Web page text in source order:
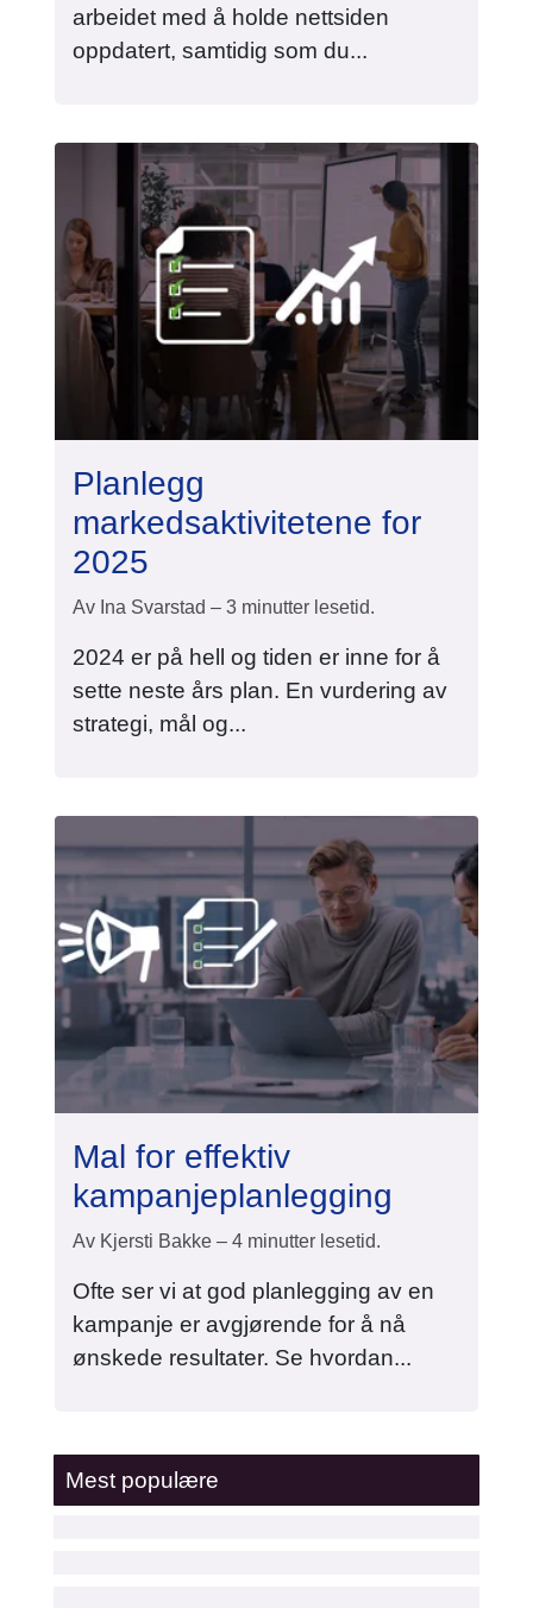
arbeidet med å holde nettsiden
oppdatert, samtidig som du...
Planlegg
markedsaktivitetene for
2025
Av Ina Svarstad – 3 minutter lesetid.
2024 er på hell og tiden er inne for å
sette neste års plan. En vurdering av
strategi, mål og...
Mal for effektiv
kampanjeplanlegging
Av Kjersti Bakke – 4 minutter lesetid.
Ofte ser vi at god planlegging av en
kampanje er avgjørende for å nå
ønskede resultater. Se hvordan...
Mest populære